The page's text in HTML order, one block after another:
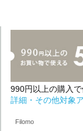
990円以上の購入
詳細・その他対象
Filomo